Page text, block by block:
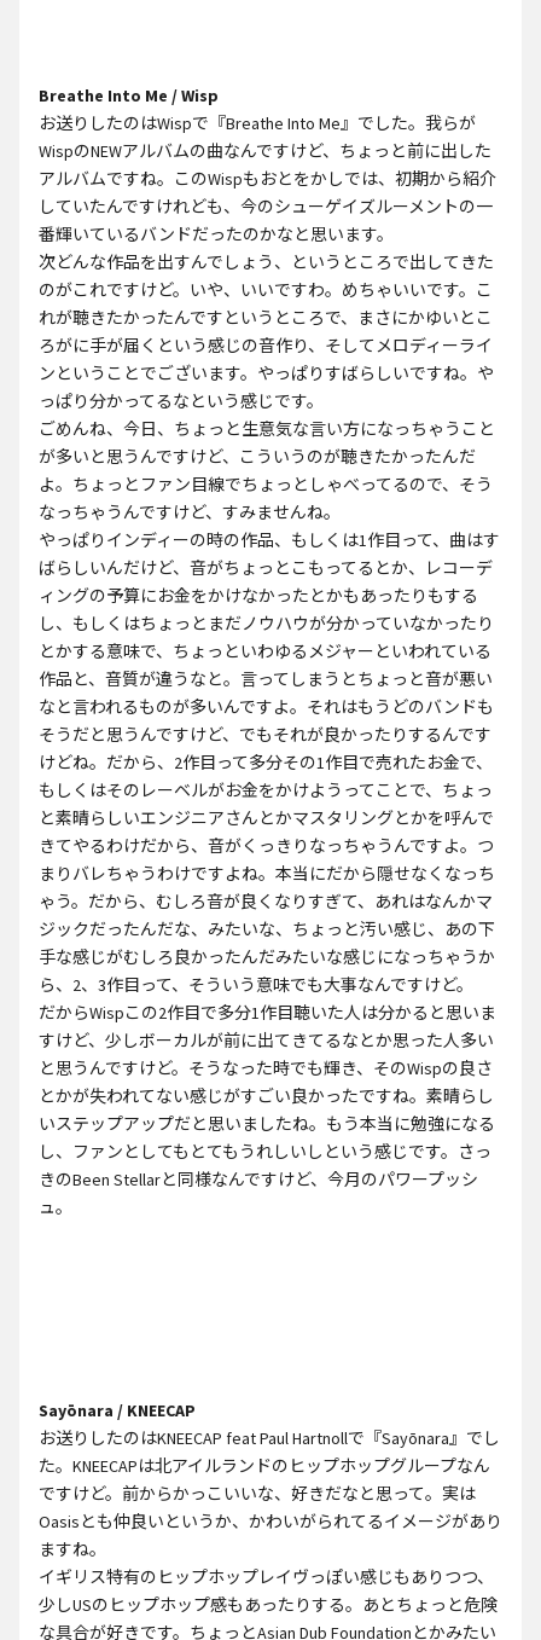
Breathe Into Me / Wisp
お送りしたのはWispで『Breathe Into Me』でした。我らが
WispのNEWアルバムの曲なんですけど、ちょっと前に出した
アルバムですね。このWispもおとをかしでは、初期から紹介
していたんですけれども、今のシューゲイズルーメントの一
番輝いているバンドだったのかなと思います。
次どんな作品を出すんでしょう、というところで出してきた
のがこれですけど。いや、いいですわ。めちゃいいです。こ
れが聴きたかったんですというところで、まさにかゆいとこ
ろがに手が届くという感じの音作り、そしてメロディーライ
ンということでございます。やっぱりすばらしいですね。や
っぱり分かってるなという感じです。
ごめんね、今日、ちょっと生意気な言い方になっちゃうこと
が多いと思うんですけど、こういうのが聴きたかったんだ
よ。ちょっとファン目線でちょっとしゃべってるので、そう
なっちゃうんですけど、すみませんね。
やっぱりインディーの時の作品、もしくは1作目って、曲はす
ばらしいんだけど、音がちょっとこもってるとか、レコーデ
ィングの予算にお金をかけなかったとかもあったりもする
し、もしくはちょっとまだノウハウが分かっていなかったり
とかする意味で、ちょっといわゆるメジャーといわれている
作品と、音質が違うなと。言ってしまうとちょっと音が悪い
なと言われるものが多いんですよ。それはもうどのバンドも
そうだと思うんですけど、でもそれが良かったりするんです
けどね。だから、2作目って多分その1作目で売れたお金で、
もしくはそのレーベルがお金をかけようってことで、ちょっ
と素晴らしいエンジニアさんとかマスタリングとかを呼んで
きてやるわけだから、音がくっきりなっちゃうんですよ。つ
まりバレちゃうわけですよね。本当にだから隠せなくなっち
ゃう。だから、むしろ音が良くなりすぎて、あれはなんかマ
ジックだったんだな、みたいな、ちょっと汚い感じ、あの下
手な感じがむしろ良かったんだみたいな感じになっちゃうか
ら、2、3作目って、そういう意味でも大事なんですけど。
だからWispこの2作目で多分1作目聴いた人は分かると思いま
すけど、少しボーカルが前に出てきてるなとか思った人多い
と思うんですけど。そうなった時でも輝き、そのWispの良さ
とかが失われてない感じがすごい良かったですね。素晴らし
いステップアップだと思いましたね。もう本当に勉強になる
し、ファンとしてもとてもうれしいしという感じです。さっ
きのBeen Stellarと同様なんですけど、今月のパワープッシ
ュ。
Sayōnara / KNEECAP
お送りしたのはKNEECAP feat Paul Hartnollで『Sayōnara』でし
た。KNEECAPは北アイルランドのヒップホップグループなん
ですけど。前からかっこいいな、好きだなと思って。実は
Oasisとも仲良いというか、かわいがられてるイメージがあり
ますね。
イギリス特有のヒップホップレイヴっぽい感じもありつつ、
少しUSのヒップホップ感もあったりする。あとちょっと危険
な具合が好きです。ちょっとAsian Dub Foundationとかみたい